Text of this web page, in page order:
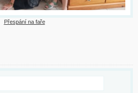
Přespání na faře